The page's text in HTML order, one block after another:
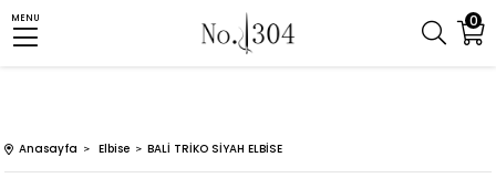
0
MENU
Anasayfa Elbise BALİ TRİKO SİYAH ELBİSE